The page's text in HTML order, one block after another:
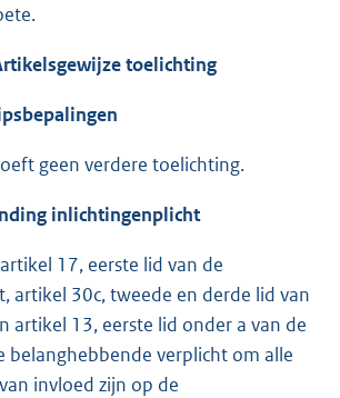
toelichting
geen verdere toelichting.
inlichtingenplicht
17, eerste lid van de
artikel 30c, tweede en derde lid van
artikel 13, eerste lid onder a van de
belanghebbende verplicht om alle
invloed zijn op de